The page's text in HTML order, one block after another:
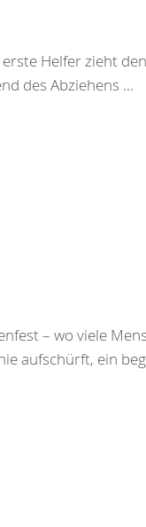
Helfer zieht
des Abziehens ...
– wo viele
aufschürft, ein